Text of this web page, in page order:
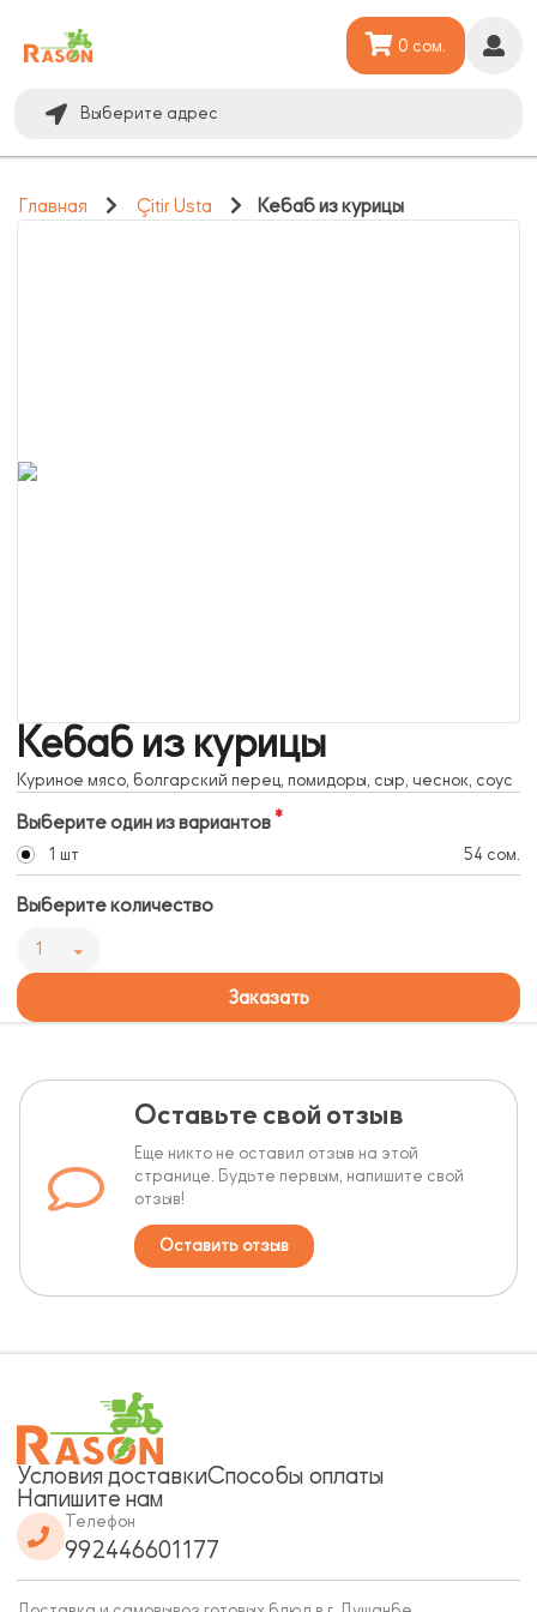
Выберите адрес
0 сом.
Главная Çitir Usta Кебаб из курицы
Кебаб из курицы
Куриное мясо, болгарский перец, помидоры, сыр, чеснок, соус
Выберите один из вариантов
1 шт 54 сом.
Выберите количество
1
Заказать
Оставьте свой отзыв
Еще никто не оставил отзыв на этой
странице. Будьте первым, напишите свой
отзыв!
Оставить отзыв
Условия доставкиСпособы оплаты
Напишите нам
Телефон
992446601177